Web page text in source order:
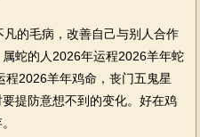
的毛病，改善自己与别人合作
蛇的人2026年运程2026羊年蛇
2026羊年鸡命，丧门五鬼星
提防意想不到的变化。好在鸡